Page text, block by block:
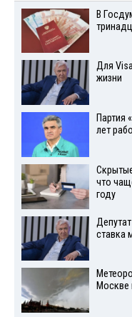
В
Для
жизни
Партия
лет
что
году
ставка
Москве